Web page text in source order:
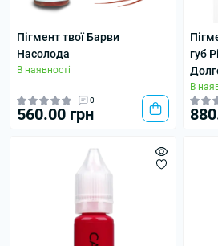
Пігмент твої Барви
Насолода
В наявності
0
560.00 грн
губ
В